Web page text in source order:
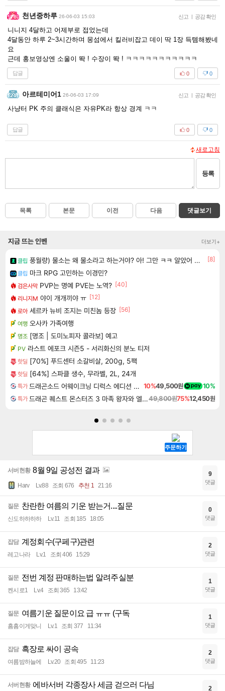
천년중하루 26-06-03 15:03 신고 | 공감 확인
니니지 4달하고 어제부로 접었는데
4달동안 하루 2~3시간하며 몽섬에서 킬러비잡고 데이 딱 1장 득템해봤네
요
근데 홍보영상엔 소울이 똭 ! 수장이 똭 ! ㅋㅋㅋㅋㅋㅋㅋㅋㅋㅋㅋ
답글 0
0
아르테미어1 26-06-03 17:09 신고 | 공감 확인
사냥터 PK 주의 클래식은 자유PK라 항상 경계 ㅋㅋ
답글 0
0
새로고침
등록
목록 본문 이전 다음 댓글보기
지금 뜨는 인벤 더보기+
클립 풍월량) 물소는 왜 물소라고 하는거야? 아! 그만 ㅋㅋ 알았어 ㅋㅋ
[8]
클립 마크 RPG 고민하는 이경민?
검은사막 PVP는 명예 PVE는 노역? [40]
리니지M 야이 개개끼야 ㅠ [12]
로아 세르카 뉴비 조지는 미친놈 등장 [56]
여행 오사카 가족여행
명조 [명조 | 도미노피자 콜라보] 예고
PV 라스트 에포크 시즌5 - 서리화신의 분노 티저
핫딜 [70%] 푸드센터 소갈비살, 200g, 5팩
핫딜 [64%] 스파클 생수, 무라벨, 2L, 24개
특가 드래곤소드 어웨이크닝 디럭스 에디션 DragonSword Awakening Deluxe Edition 10%49,500원 10%
특가 드래곤 퀘스트 몬스터즈 3 마족 왕자와 엘프의 여행 Dragon Quest Monsters The Dark Prince49,800원75%12,450원
서버현황 8월 9일 공성전 결과
Harv Lv.88 조회 676 추천 1 21:16
9
댓글
질문 찬란한 여름의 기운 받는거....질문
신도하하하하 Lv.11 조회 185 18:05
0
댓글
잡담 계정회수(구페구)관련
레고나라 Lv.1 조회 406 15:29
2
댓글
질문 전번 계정 판매하는법 알려주실분
켄시로1 Lv.4 조회 365 13:42
1
댓글
질문 여름기운 질문이요 급 ㅠㅠ (구독
흠흠이게맞니 Lv.1 조회 377 11:34
1
댓글
잡담 흑장로 싸이 공속
여름밤하늘에 Lv.20 조회 495 11:23
2
댓글
서버현황 에바서버 각종장사 세금 걷으러 다님 2